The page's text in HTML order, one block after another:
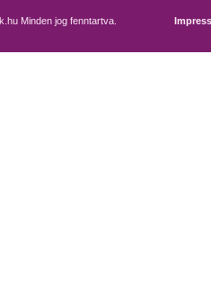
Minden jog fenntartva.